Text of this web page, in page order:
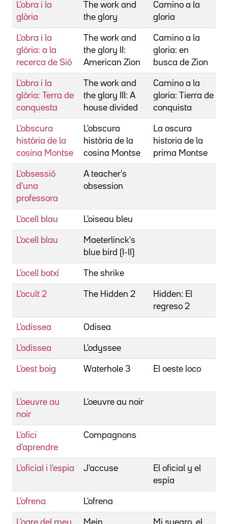
L'obra i la
glòria
The work and
the glory
Camino a la
gloria
L'obra i la
glòria: a la
recerca de Sió
The work and
the glory II:
American Zion
Camino a la
gloria: en
busca de Zion
L'obra i la
glòria: Terra de
conquesta
The work and
the glory III: A
house divided
Camino a la
gloria: Tierra de
conquista
L'obscura
història de la
cosina Montse
L'obscura
història de la
cosina Montse
La oscura
historia de la
prima Montse
L'obsessió
d'una
professora
A teacher's
obsession
L'ocell blau L'oiseau bleu
L'ocell blau
Maeterlinck's
blue bird (I-II)
L'ocell botxí The shrike
L'ocult 2 The Hidden 2
Hidden: El
regreso 2
L'odissea Odisea
L'odissea L'odyssee
L'oest boig Waterhole 3 El oeste loco
L'oeuvre au
noir
L'oeuvre au noir
L'ofici
d'aprendre
Compagnons
L'oficial i l'espia J'accuse
El oficial y el
espía
L'ofrena L'ofrena
L'ogre del meu Mein Mi suegro, el